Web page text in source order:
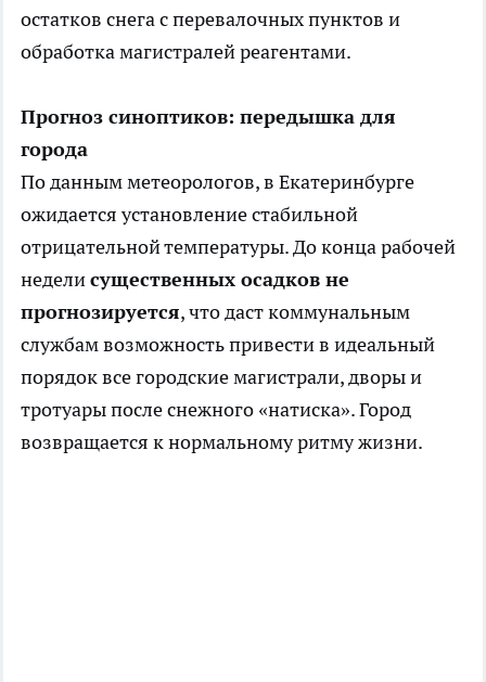
остатков снега с перевалочных пунктов и
обработка магистралей реагентами.
Прогноз синоптиков: передышка для
города
По данным метеорологов, в Екатеринбурге
ожидается установление стабильной
отрицательной температуры. До конца рабочей
неделисущественных осадков не
прогнозируется, что даст коммунальным
службам возможность привести в идеальный
порядок все городские магистрали, дворы и
тротуары после снежного «натиска». Город
возвращается к нормальному ритму жизни.